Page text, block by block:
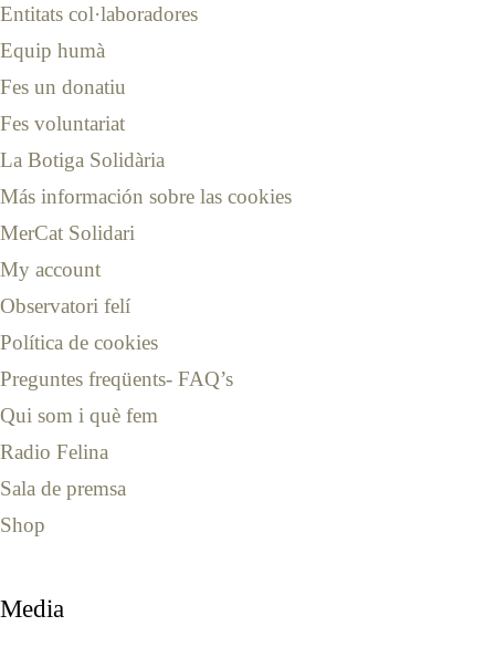
Entitats col·laboradores
Equip humà
Fes un donatiu
Fes voluntariat
La Botiga Solidària
Más información sobre las cookies
MerCat Solidari
My account
Observatori felí
Política de cookies
Preguntes freqüents- FAQ’s
Qui som i què fem
Radio Felina
Sala de premsa
Shop
Media